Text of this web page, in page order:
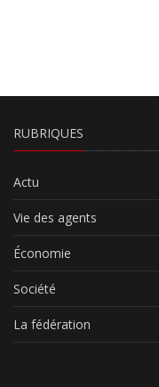
RUBRIQUES
Actu
Vie des agents
Économie
Société
La fédération